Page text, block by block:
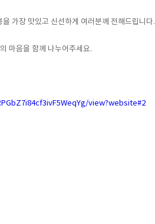
가장 맛있고 신선하게 여러분께 전해드립니다.
마음을 함께 나누어주세요.
view?website#2